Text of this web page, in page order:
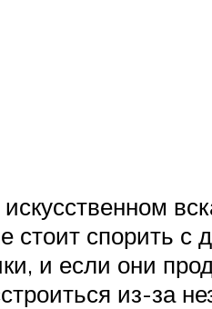
стоит спорить
и если они
из-за